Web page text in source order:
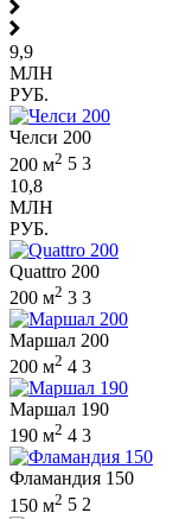
9,9
МЛН
РУБ.
Челси 200
200 м2 5 3
10,8
МЛН
РУБ.
Quattro 200
200 м2 3 3
Маршал 200
200 м2 4 3
Маршал 190
190 м2 4 3
Фламандия 150
150 м2 5 2